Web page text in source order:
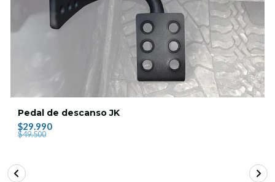
Pedal de descanso JK
$29.990
$49.500